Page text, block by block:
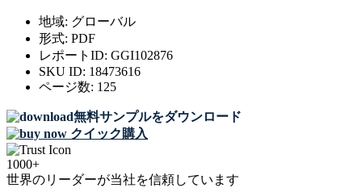
地域: グローバル
形式: PDF
レポートID: GGI102876
SKU ID: 18473616
ページ数: 125
無料サンプルをダウンロード
クイック購入
1000+
世界のリーダーが当社を信頼しています